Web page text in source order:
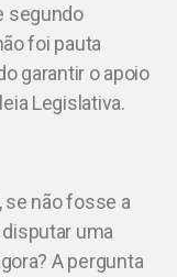
segundo
foi pauta
garantir o apoio
Legislativa.
se não fosse a
uma
A pergunta